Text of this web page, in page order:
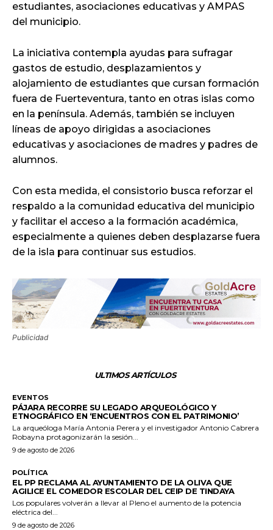
estudiantes, asociaciones educativas y AMPAS
del municipio.
La iniciativa contempla ayudas para sufragar
gastos de estudio, desplazamientos y
alojamiento de estudiantes que cursan formación
fuera de Fuerteventura, tanto en otras islas como
en la península. Además, también se incluyen
líneas de apoyo dirigidas a asociaciones
educativas y asociaciones de madres y padres de
alumnos.
Con esta medida, el consistorio busca reforzar el
respaldo a la comunidad educativa del municipio
y facilitar el acceso a la formación académica,
especialmente a quienes deben desplazarse fuera
de la isla para continuar sus estudios.
Publicidad
ULTIMOS ARTÍCULOS
EVENTOS
PÁJARA RECORRE SU LEGADO ARQUEOLÓGICO Y
ETNOGRÁFICO EN ‘ENCUENTROS CON EL PATRIMONIO’
La arqueóloga María Antonia Perera y el investigador Antonio Cabrera
Robayna protagonizarán la sesión...
9 de agosto de 2026
POLÍTICA
EL PP RECLAMA AL AYUNTAMIENTO DE LA OLIVA QUE
AGILICE EL COMEDOR ESCOLAR DEL CEIP DE TINDAYA
Los populares volverán a llevar al Pleno el aumento de la potencia
eléctrica del...
9 de agosto de 2026